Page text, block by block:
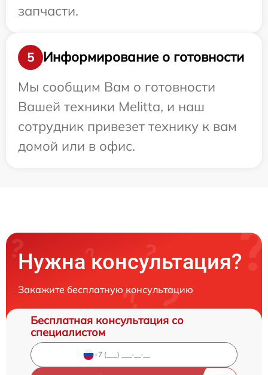
запчасти.
5
Информирование о готовности
Мы сообщим Вам о готовности
Вашей техники Melitta, и наш
сотрудник привезет технику к вам
домой или в офис.
Нужна консультация?
Закажите бесплатную консультацию
Бесплатная консультация со
специалистом